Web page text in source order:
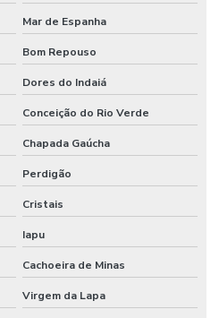
Mar de Espanha
Bom Repouso
Dores do Indaiá
Conceição do Rio Verde
Chapada Gaúcha
Perdigão
Cristais
Iapu
Cachoeira de Minas
Virgem da Lapa